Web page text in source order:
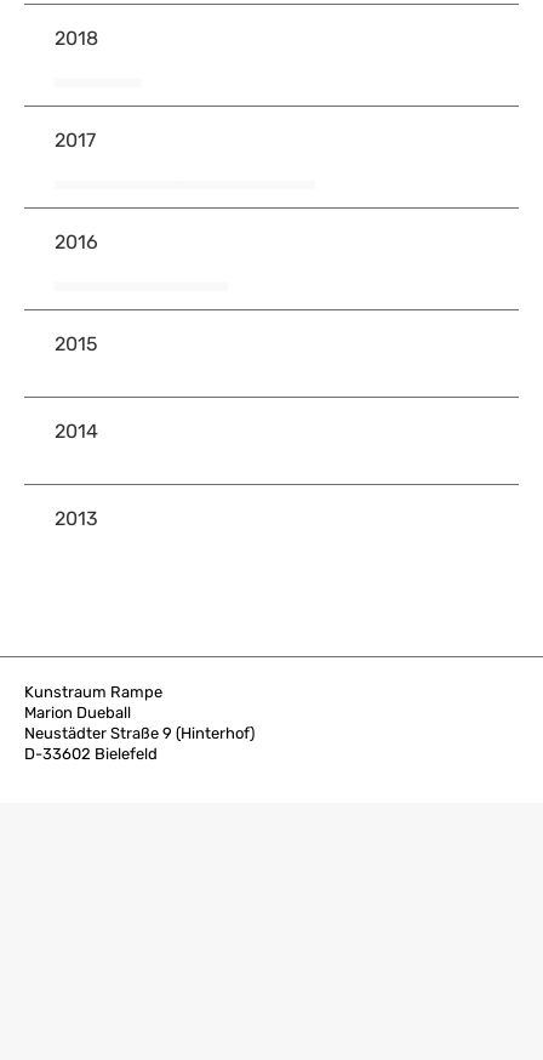
2018
2017
2016
2015
2014
2013
Kunstraum Rampe
Marion Dueball
Neustädter Straße 9 (Hinterhof)
D-33602 Bielefeld